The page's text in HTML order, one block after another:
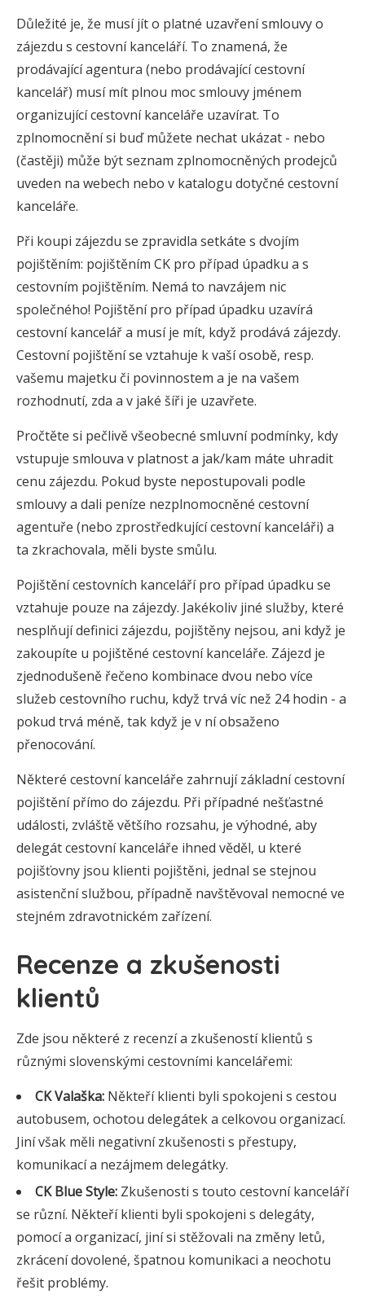
Důležité je, že musí jít o platné uzavření smlouvy o
zájezdu s cestovní kanceláří. To znamená, že
prodávající agentura (nebo prodávající cestovní
kancelář) musí mít plnou moc smlouvy jménem
organizující cestovní kanceláře uzavírat. To
zplnomocnění si buď můžete nechat ukázat - nebo
(častěji) může být seznam zplnomocněných prodejců
uveden na webech nebo v katalogu dotyčné cestovní
kanceláře.
Při koupi zájezdu se zpravidla setkáte s dvojím
pojištěním: pojištěním CK pro případ úpadku a s
cestovním pojištěním. Nemá to navzájem nic
společného! Pojištění pro případ úpadku uzavírá
cestovní kancelář a musí je mít, když prodává zájezdy.
Cestovní pojištění se vztahuje k vaší osobě, resp.
vašemu majetku či povinnostem a je na vašem
rozhodnutí, zda a v jaké šíři je uzavřete.
Pročtěte si pečlivě všeobecné smluvní podmínky, kdy
vstupuje smlouva v platnost a jak/kam máte uhradit
cenu zájezdu. Pokud byste nepostupovali podle
smlouvy a dali peníze nezplnomocněné cestovní
agentuře (nebo zprostředkující cestovní kanceláři) a
ta zkrachovala, měli byste smůlu.
Pojištění cestovních kanceláří pro případ úpadku se
vztahuje pouze na zájezdy. Jakékoliv jiné služby, které
nesplňují definici zájezdu, pojištěny nejsou, ani když je
zakoupíte u pojištěné cestovní kanceláře. Zájezd je
zjednodušeně řečeno kombinace dvou nebo více
služeb cestovního ruchu, když trvá víc než 24 hodin - a
pokud trvá méně, tak když je v ní obsaženo
přenocování.
Některé cestovní kanceláře zahrnují základní cestovní
pojištění přímo do zájezdu. Při případné nešťastné
události, zvláště většího rozsahu, je výhodné, aby
delegát cestovní kanceláře ihned věděl, u které
pojišťovny jsou klienti pojištěni, jednal se stejnou
asistenční službou, případně navštěvoval nemocné ve
stejném zdravotnickém zařízení.
Recenze a zkušenosti
klientů
Zde jsou některé z recenzí a zkušeností klientů s
různými slovenskými cestovními kancelářemi:
CK Valaška: Někteří klienti byli spokojeni s cestou
autobusem, ochotou delegátek a celkovou organizací.
Jiní však měli negativní zkušenosti s přestupy,
komunikací a nezájmem delegátky.
CK Blue Style: Zkušenosti s touto cestovní kanceláří
se různí. Někteří klienti byli spokojeni s delegáty,
pomocí a organizací, jiní si stěžovali na změny letů,
zkrácení dovolené, špatnou komunikaci a neochotu
řešit problémy.